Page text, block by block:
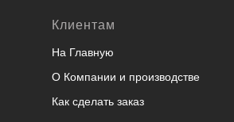
Клиентам
На Главную
О Компании и производстве
Как сделать заказ